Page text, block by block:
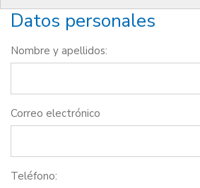
Datos personales
Nombre y apellidos:
Correo electrónico
Teléfono: